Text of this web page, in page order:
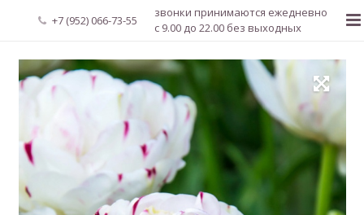
+7 (952) 066-73-55
звонки принимаются ежедневно
с 9.00 до 22.00 без выходных
Главная
О нас
Каталог растений
Доставка и оплата